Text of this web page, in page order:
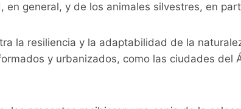
en general, y de los animales silvestres, en
la resiliencia y la adaptabilidad de la
y urbanizados, como las ciudades del